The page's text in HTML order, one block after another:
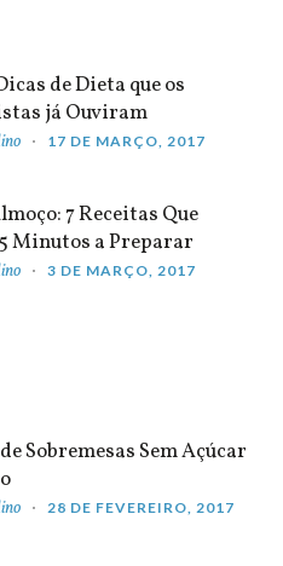
de Dieta que os
já Ouviram
17 DE MARÇO, 2017
7 Receitas Que
Minutos a Preparar
3 DE MARÇO, 2017
Sobremesas Sem Açúcar
28 DE FEVEREIRO, 2017